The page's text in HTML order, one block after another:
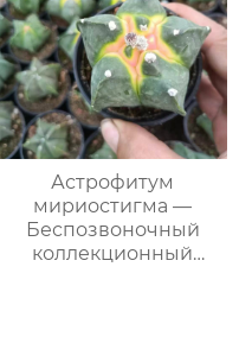
Астрофитум
мириостигма —
Беспозвоночный
коллекционный